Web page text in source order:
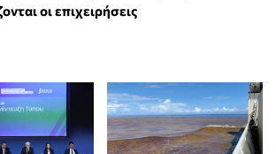
οι επιχειρήσεις